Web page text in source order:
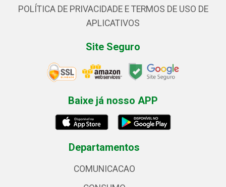
POLÍTICA DE PRIVACIDADE E TERMOS DE USO DE
APLICATIVOS
Site Seguro
Baixe já nosso APP
Departamentos
COMUNICACAO